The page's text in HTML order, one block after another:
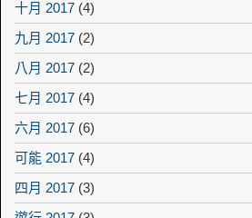
十月 2017 (4)
九月 2017 (2)
八月 2017 (2)
七月 2017 (4)
六月 2017 (6)
可能 2017 (4)
四月 2017 (3)